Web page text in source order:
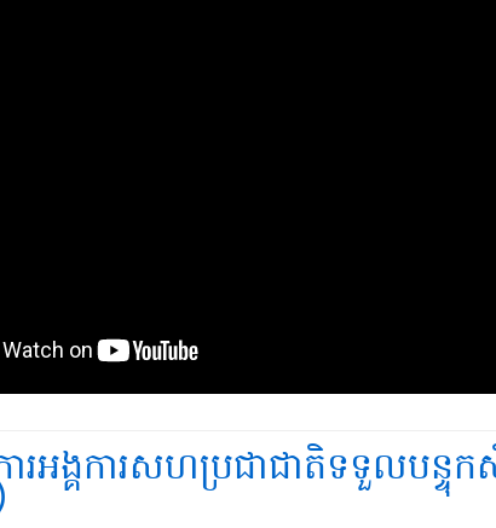
ារអង្គការសហប្រជាជាតិទទួលបន្ទុ